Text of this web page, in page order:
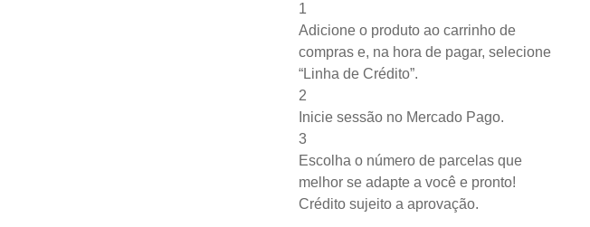
1
Adicione o produto ao carrinho de
compras e, na hora de pagar, selecione
“Linha de Crédito”.
2
Inicie sessão no Mercado Pago.
3
Escolha o número de parcelas que
melhor se adapte a você e pronto!
Crédito sujeito a aprovação.